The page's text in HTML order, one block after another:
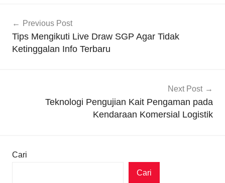
pos
Previous Post
Tips Mengikuti Live Draw SGP Agar Tidak
Ketinggalan Info Terbaru
Next Post
Teknologi Pengujian Kait Pengaman pada
Kendaraan Komersial Logistik
Cari
Cari